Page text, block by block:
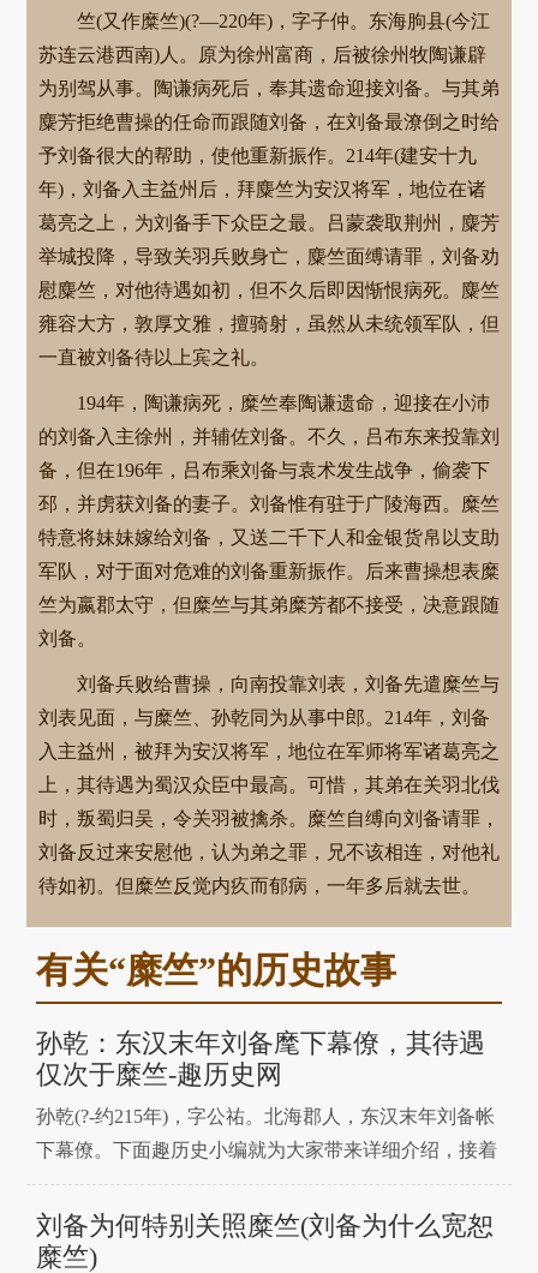
竺(又作糜竺)(?—220年)，字子仲。东海朐县(今江
苏连云港西南)人。原为徐州富商，后被徐州牧陶谦辟
为别驾从事。陶谦病死后，奉其遗命迎接刘备。与其弟
麋芳拒绝曹操的任命而跟随刘备，在刘备最潦倒之时给
予刘备很大的帮助，使他重新振作。214年(建安十九
年)，刘备入主益州后，拜麋竺为安汉将军，地位在诸
葛亮之上，为刘备手下众臣之最。吕蒙袭取荆州，麋芳
举城投降，导致关羽兵败身亡，麋竺面缚请罪，刘备劝
慰麋竺，对他待遇如初，但不久后即因惭恨病死。麋竺
雍容大方，敦厚文雅，擅骑射，虽然从未统领军队，但
一直被刘备待以上宾之礼。
194年，陶谦病死，糜竺奉陶谦遗命，迎接在小沛
的刘备入主徐州，并辅佐刘备。不久，吕布东来投靠刘
备，但在196年，吕布乘刘备与袁术发生战争，偷袭下
邳，并虏获刘备的妻子。刘备惟有驻于广陵海西。糜竺
特意将妹妹嫁给刘备，又送二千下人和金银货帛以支助
军队，对于面对危难的刘备重新振作。后来曹操想表糜
竺为嬴郡太守，但糜竺与其弟糜芳都不接受，决意跟随
刘备。
刘备兵败给曹操，向南投靠刘表，刘备先遣糜竺与
刘表见面，与糜竺、孙乾同为从事中郎。214年，刘备
入主益州，被拜为安汉将军，地位在军师将军诸葛亮之
上，其待遇为蜀汉众臣中最高。可惜，其弟在关羽北伐
时，叛蜀归吴，令关羽被擒杀。糜竺自缚向刘备请罪，
刘备反过来安慰他，认为弟之罪，兄不该相连，对他礼
待如初。但糜竺反觉内疚而郁病，一年多后就去世。
有关“糜竺”的历史故事
孙乾：东汉末年刘备麾下幕僚，其待遇
仅次于糜竺-趣历史网
孙乾(?-约215年)，字公祐。北海郡人，东汉末年刘备帐
下幕僚。下面趣历史小编就为大家带来详细介绍，接着
往下看吧。最初被大儒郑玄推荐于州里。刘备领徐州，
以孙乾为从事。自徐州跟随刘备，多次作为刘备的使
臣。刘备定益州后，拜孙乾为秉忠将军，其待遇仅次于
刘备为何特别关照糜竺(刘备为什么宽恕
糜竺)